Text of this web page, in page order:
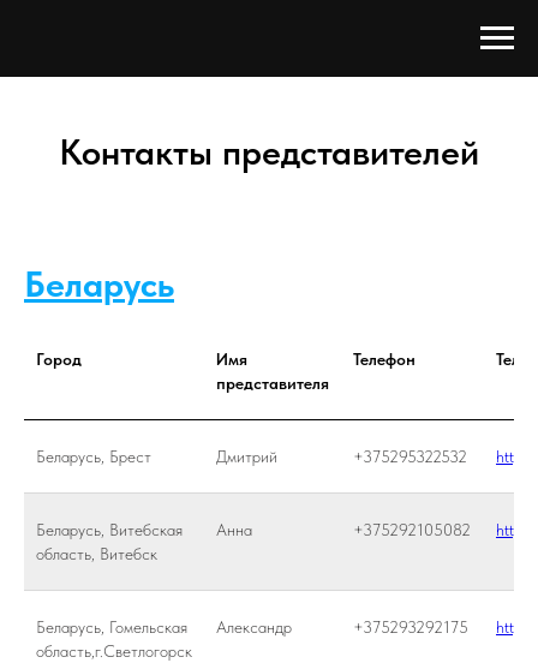
Контакты представителей
Беларусь
Город
Имя
представителя
Телефон
Беларусь, Брест Дмитрий +375295322532
Беларусь, Витебская
область, Витебск
Анна +375292105082
Беларусь, Гомельская
область,г.Светлогорск
Александр +375293292175